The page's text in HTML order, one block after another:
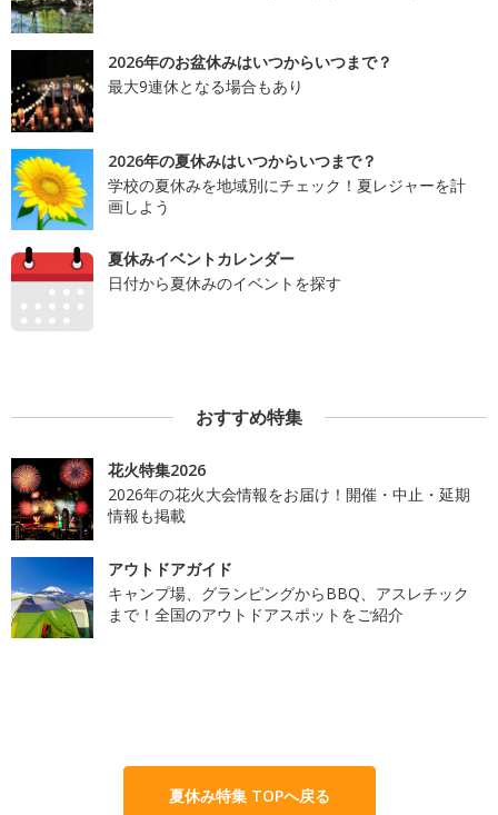
2026年のお盆休みはいつからいつまで？
最大9連休となる場合もあり
2026年の夏休みはいつからいつまで？
学校の夏休みを地域別にチェック！夏レジャーを計
画しよう
夏休みイベントカレンダー
日付から夏休みのイベントを探す
おすすめ特集
花火特集2026
2026年の花火大会情報をお届け！開催・中止・延期
情報も掲載
アウトドアガイド
キャンプ場、グランピングからBBQ、アスレチック
まで！全国のアウトドアスポットをご紹介
夏休み特集 TOPへ戻る